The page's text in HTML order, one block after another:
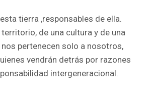
tierra ,responsables de ella.
de una cultura y de una
pertenecen solo a nosotros,
vendrán detrás por razones
intergeneracional.